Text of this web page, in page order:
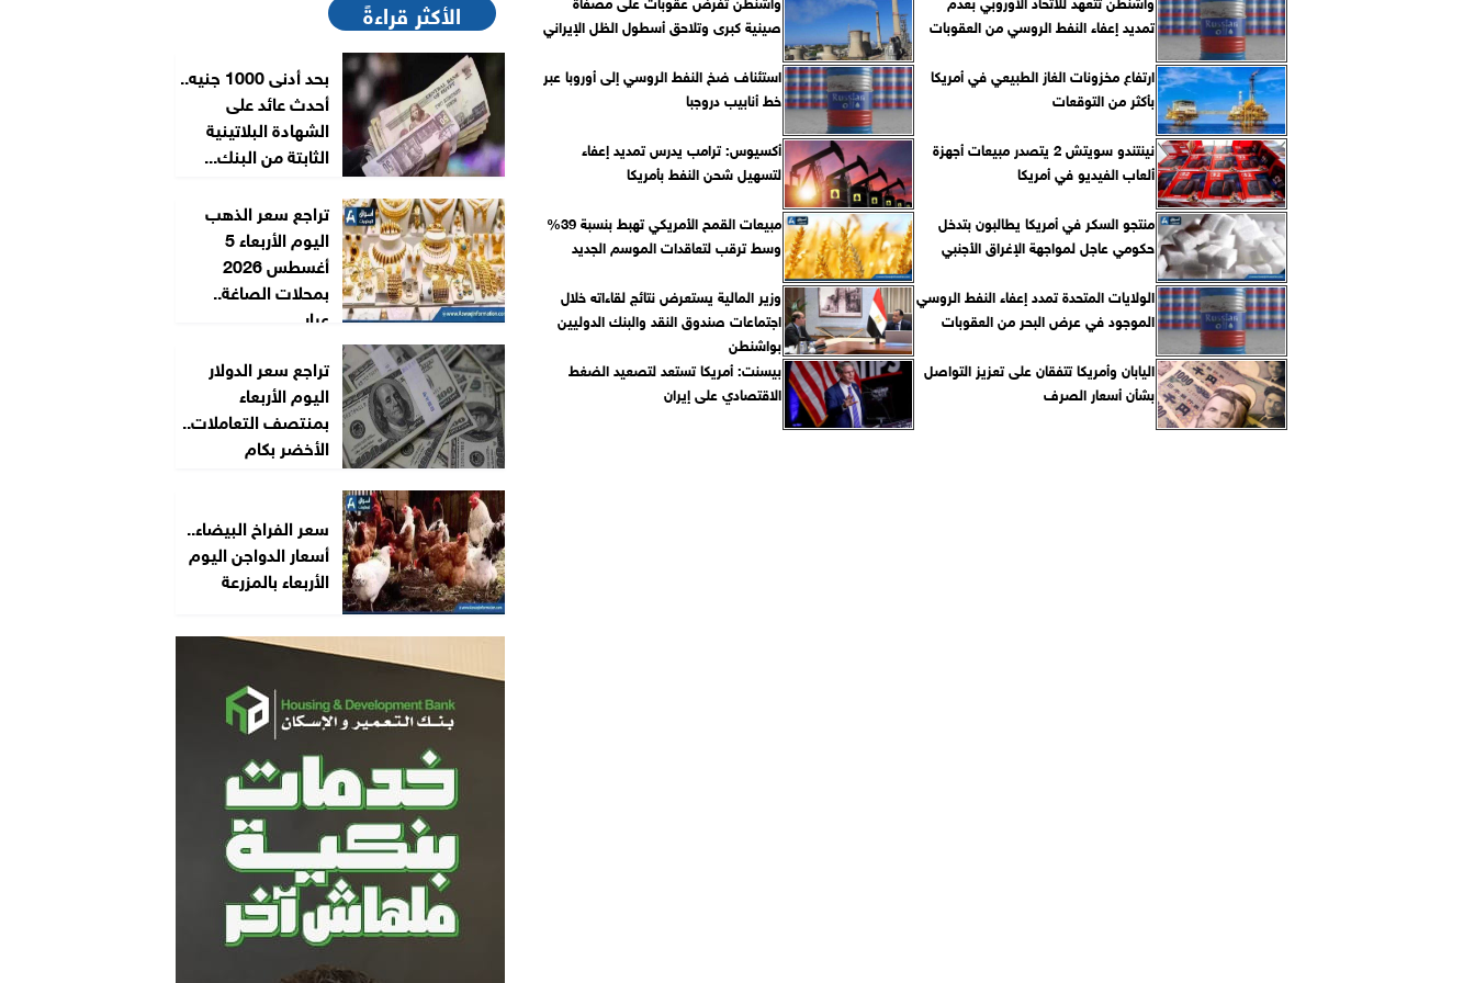
تمديد إعفاء النفط الروسي من العقوبات
صينية كبرى وتلاحق أسطول الظل الإيراني
ارتفاع مخزونات الغاز الطبيعي في أمريكا
بأكثر من التوقعات
استئناف ضخ النفط الروسي إلى أوروبا عبر
خط أنابيب دروجبا
نينتندو سويتش 2 يتصدر مبيعات أجهزة
ألعاب الفيديو في أمريكا
أكسيوس: ترامب يدرس تمديد إعفاء
لتسهيل شحن النفط بأمريكا
منتجو السكر في أمريكا يطالبون بتدخل
حكومي عاجل لمواجهة الإغراق الأجنبي
مبيعات القمح الأمريكي تهبط بنسبة 39%
وسط ترقب لتعاقدات الموسم الجديد
الولايات المتحدة تمدد إعفاء النفط الروسي
الموجود في عرض البحر من العقوبات
وزير المالية يستعرض نتائج لقاءاته خلال
اجتماعات صندوق النقد والبنك الدوليين
بواشنطن
اليابان وأمريكا تتفقان على تعزيز التواصل
بشأن أسعار الصرف
بيسنت: أمريكا تستعد لتصعيد الضغط
الاقتصادي على إيران
الأكثر قراءةً
بحد أدنى 1000 جنيه..
أحدث عائد على
الشهادة البلاتينية
الثابتة من البنك...
تراجع سعر الذهب
اليوم الأربعاء 5
أغسطس 2026
بمحلات الصاغة..
عيار...
تراجع سعر الدولار
اليوم الأربعاء
بمنتصف التعاملات..
الأخضر بكام
سعر الفراخ البيضاء..
أسعار الدواجن اليوم
الأربعاء بالمزرعة